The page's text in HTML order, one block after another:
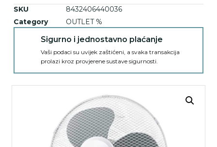
SKU
8432406440036
Category
OUTLET %
Sigurno i jednostavno plaćanje
Vaši podaci su uvijek zaštićeni, a svaka transakcija
prolazi kroz provjerene sustave sigurnosti.